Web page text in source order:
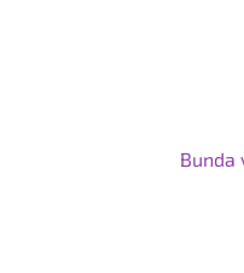
Bunda